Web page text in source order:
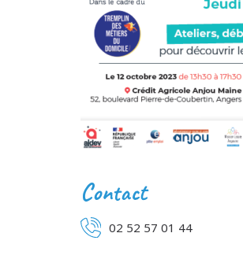
Contact
02 52 57 01 44